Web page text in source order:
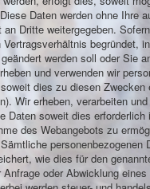
Daten werden ohne Ihre
Dritte weitergegeben.
begründet,
werden soll oder Sie
und verwenden wir
dies zu diesen Zwecken
Wir erheben, verarbeiten
Daten soweit dies
des Webangebots zu
personenbezogenen
wie dies für den
Anfrage oder Abwicklung eines